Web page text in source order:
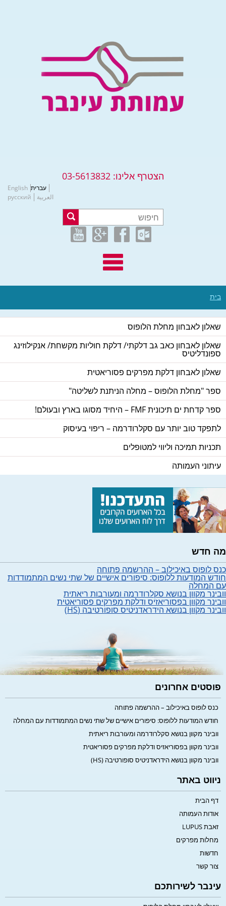
הצטרף אלינו: 03-5613832
עברית English
русский
العربية
בית
שאלון לאבחון מחלת הלופוס
שאלון לאבחון כאב גב דלקתי/ דלקת חוליות מקשחת/ אנקילוזינג
ספונדליטיס
שאלון לאבחון דלקת מפרקים פסוריאטית
ספר "מחלת הלופוס – מחלה הניתנת לשליטה"
ספר קדחת ים תיכונית FMF – היחיד מסוגו בארץ ובעולם!
לתפקד טוב יותר עם סקלרודרמה – ריפוי בעיסוק
תכניות תמיכה וליווי למטופלים
עיתוני העמותה
מה חדש
כנס לופוס באיכילוב – ההרשמה פתוחה
חודש המודעות ללופוס: סיפורים אישיים של שתי נשים המתמודדות
עם המחלה
וובינר מקוון בנושא סקלרודרמה ומעורבות ריאתית
וובינר מקוון בפסוריאזיס ודלקת מפרקים פסוריאטית
וובינר מקוון בנושא הידראדניטיס סופורטיבה (HS)
פוסטים אחרונים
כנס לופוס באיכילוב – ההרשמה פתוחה
חודש המודעות ללופוס: סיפורים אישיים של שתי נשים המתמודדות עם המחלה
וובינר מקוון בנושא סקלרודרמה ומעורבות ריאתית
וובינר מקוון בפסוריאזיס ודלקת מפרקים פסוריאטית
וובינר מקוון בנושא הידראדניטיס סופורטיבה (HS)
ניווט באתר
דף הבית
אודות העמותה
זאבת LUPUS
מחלות מפרקים
חדשות
צור קשר
עינבר לשירותכם